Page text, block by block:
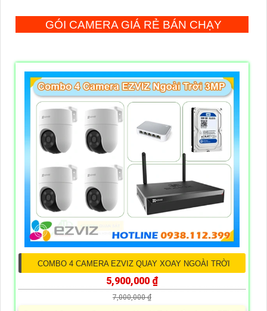
GÓI CAMERA GIÁ RẺ BÁN CHẠY
COMBO 4 CAMERA EZVIZ QUAY XOAY NGOÀI TRỜI
5,900,000 ₫
7,000,000 ₫